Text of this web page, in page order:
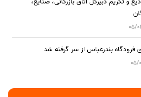
05/
فرودگاه بندرعباس از سر گرفته شد
05/